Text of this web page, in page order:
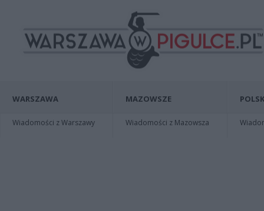
WARSZAWA
Wiadomości z Warszawy
MAZOWSZE
Wiadomości z Mazowsza